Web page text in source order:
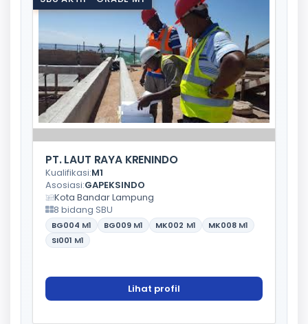
PT. LAUT RAYA KRENINDO
Kualifikasi:M1
Asosiasi:GAPEKSINDO
Kota Bandar Lampung
8 bidang SBU
BG004 M1 BG009 M1 MK002 M1 MK008 M1
SI001 M1
Lihat profil